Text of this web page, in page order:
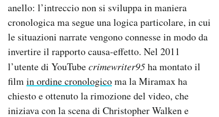
anello: l’intreccio non si sviluppa in maniera
cronologica ma segue una logica particolare, in cui
le situazioni narrate vengono connesse in modo da
invertire il rapporto causa-effetto. Nel 2011
l’utente di YouTubecrimewriter95ha montato il
filmin ordine cronologicoma la Miramax ha
chiesto e ottenuto la rimozione del video, che
iniziava con la scena di Christopher Walken e